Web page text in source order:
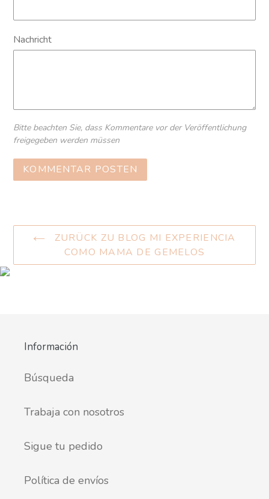
Nachricht
Bitte beachten Sie, dass Kommentare vor der Veröffentlichung
freigegeben werden müssen
ZURÜCK ZU BLOG MI EXPERIENCIA
COMO MAMA DE GEMELOS
Información
Búsqueda
Trabaja con nosotros
Sigue tu pedido
Política de envíos